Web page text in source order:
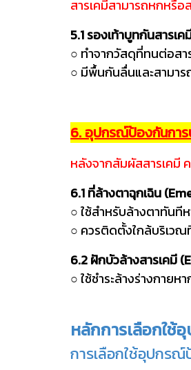
สารเคมีสามารถหกหรื
5.1 รองเท้าบูทกันสาร
○ ทำจากวัสดุที่ทนต่อสา
○ มีพื้นกันลื่นและสามา
6. อุปกรณ์ป้องกันกา
หลังจากสัมผัสสารเคมี
6.1 ที่ล้างตาฉุกเฉิน
○ ใช้สำหรับล้างตาทันที
○ ควรติดตั้งใกล้บริเวณ
6.2 ฝักบัวล้างสารเคมี
○ ใช้ชำระล้างร่างกาย
หลักการเลือกใ
การเลือกใช้อุปกร